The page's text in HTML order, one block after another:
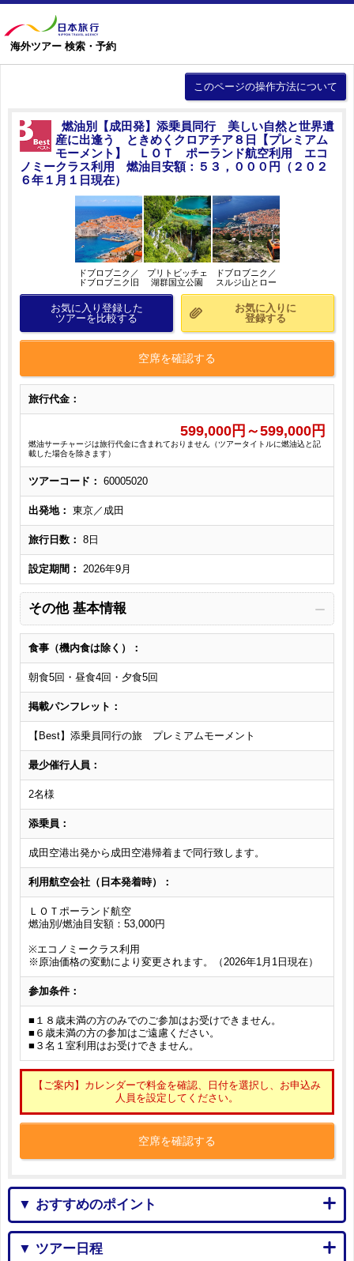
海外ツアー 検索・予約
このページの操作方法について
燃油別【成田発】添乗員同行 美しい自然と世界遺
産に出逢う ときめくクロアチア８日【プレミアム
モーメント】 ＬＯＴ ポーランド航空利用 エコ
ノミークラス利用 燃油目安額：５３，０００円（２０２
６年１月１日現在）
ドブロブニク／
ドブロブニク旧
イメージ
プリトビッチェ
湖群国立公園
ドブロブニク／
スルジ山とロー
Ｍ）／イメージ
お気に入り登録した
ツアーを比較する
お気に入りに
登録する
空席を確認する
旅行代金：
599,000 円～599,000 円
燃油サーチャージは旅行代金に含まれておりません（ツアータイトルに燃油込と記
載した場合を除きます）
ツアーコード： 60005020
出発地： 東京／成田
旅行日数： 8日
設定期間： 2026年9月
その他 基本情報
食事（機内食は除く）：
朝食5回・昼食4回・夕食5回
掲載パンフレット：
【Best】添乗員同行の旅 プレミアムモーメント
最少催行人員：
2名様
添乗員：
成田空港出発から成田空港帰着まで同行致します。
利用航空会社（日本発着時）：
ＬＯＴポーランド航空
燃油別/燃油目安額：53,000円
※エコノミークラス利用
※原油価格の変動により変更されます。（2026年1月1日現在）
参加条件：
■１８歳未満の方のみでのご参加はお受けできません。
■６歳未満の方の参加はご遠慮ください。
■３名１室利用はお受けできません。
【ご案内】カレンダーで料金を確認、日付を選択し、お申込み
人員を設定してください。
空席を確認する
▼ おすすめのポイント
▼ ツアー日程